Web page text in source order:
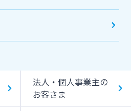
法人・個人事業主の
お客さま